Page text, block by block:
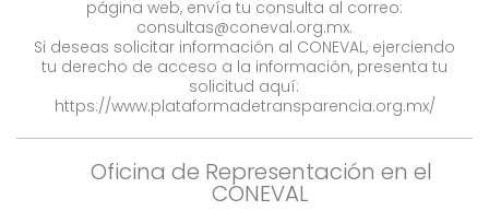
página web, envía tu consulta al correo:
consultas@coneval.org.mx.
Si deseas solicitar información al CONEVAL, ejerciendo
tu derecho de acceso a la información, presenta tu
solicitud aquí:
https://www.plataformadetransparencia.org.mx/
Oficina de Representación en el
CONEVAL